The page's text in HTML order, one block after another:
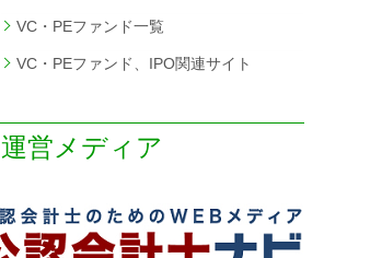
VC・PEファンド一覧
VC・PEファンド、IPO関連サイト
運営メディア